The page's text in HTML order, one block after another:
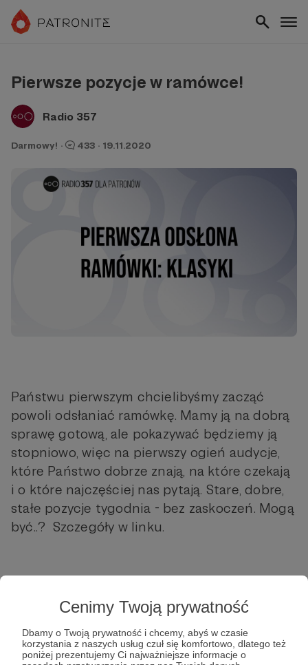
Cenimy Twoją prywatność
Dbamy o Twoją prywatność i chcemy, abyś w czasie
korzystania z naszych usług czuł się komfortowo, dlatego też
poniżej prezentujemy Ci najważniejsze informacje o
Pierwsze pozycje w ramówce!
Radio 357
Darmowy! · 433 · 19.11.2020
Państwu pierwszym chcielibyśmy zacząć
powoli odsłaniać ramówkę. Mamy ją na dobrą
sprawę gotową, ale pokazywać będziemy ją
stopniowo, więc na pierwszy ogień audycje,
które Państwo dobrze znają, na które czekają
i o które najczęściej nas pytają. Stare, dobre,
stałe pozycje tygodnia - bez zaskoczeń. Mogą
być..? Szczegóły w linku.
Post dostępny tylko dla Patronów